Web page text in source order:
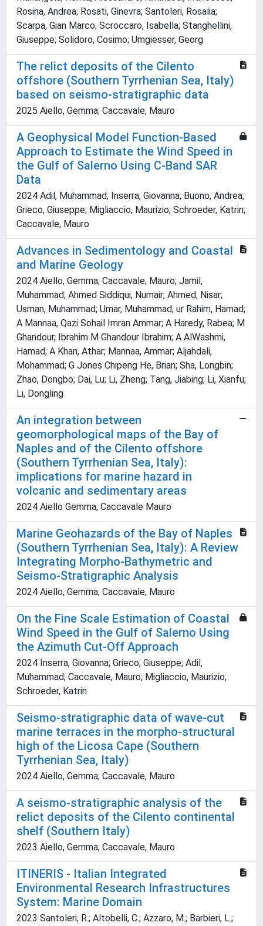
Rosina, Andrea; Rosati, Ginevra; Santoleri, Rosalia;
Scarpa, Gian Marco; Scroccaro, Isabella; Stanghellini,
Giuseppe; Solidoro, Cosimo; Umgiesser, Georg
The relict deposits of the Cilento
offshore (Southern Tyrrhenian Sea, Italy)
based on seismo-stratigraphic data
2025 Aiello, Gemma; Caccavale, Mauro
A Geophysical Model Function-Based
Approach to Estimate the Wind Speed in
the Gulf of Salerno Using C-Band SAR
Data
2024 Adil, Muhammad; Inserra, Giovanna; Buono, Andrea;
Grieco, Giuseppe; Migliaccio, Maurizio; Schroeder, Katrin;
Caccavale, Mauro
Advances in Sedimentology and Coastal
and Marine Geology
2024 Aiello, Gemma; Caccavale, Mauro; Jamil,
Muhammad; Ahmed Siddiqui, Numair; Ahmed, Nisar;
Usman, Muhammad; Umar, Muhammad; ur Rahim, Hamad;
A Mannaa, Qazi Sohail Imran Ammar; A Haredy, Rabea; M
Ghandour, Ibrahim M Ghandour Ibrahim; A AlWashmi,
Hamad; A Khan, Athar; Mannaa, Ammar; Aljahdali,
Mohammad; G Jones Chipeng He, Brian; Sha, Longbin;
Zhao, Dongbo; Dai, Lu; Li, Zheng; Tang, Jiabing; Li, Xianfu;
Li, Dongling
An integration between
geomorphological maps of the Bay of
Naples and of the Cilento offshore
(Southern Tyrrhenian Sea, Italy):
implications for marine hazard in
volcanic and sedimentary areas
2024 Aiello Gemma; Caccavale Mauro
Marine Geohazards of the Bay of Naples
(Southern Tyrrhenian Sea, Italy): A Review
Integrating Morpho-Bathymetric and
Seismo-Stratigraphic Analysis
2024 Aiello, Gemma; Caccavale, Mauro
On the Fine Scale Estimation of Coastal
Wind Speed in the Gulf of Salerno Using
the Azimuth Cut-Off Approach
2024 Inserra, Giovanna; Grieco, Giuseppe; Adil,
Muhammad; Caccavale, Mauro; Migliaccio, Maurizio;
Schroeder, Katrin
Seismo-stratigraphic data of wave-cut
marine terraces in the morpho-structural
high of the Licosa Cape (Southern
Tyrrhenian Sea, Italy)
2024 Aiello, Gemma; Caccavale, Mauro
A seismo-stratigraphic analysis of the
relict deposits of the Cilento continental
shelf (Southern Italy)
2023 Aiello, Gemma; Caccavale, Mauro
ITINERIS - Italian Integrated
Environmental Research Infrastructures
System: Marine Domain
2023 Santoleri, R.; Altobelli, C.; Azzaro, M.; Barbieri, L.;